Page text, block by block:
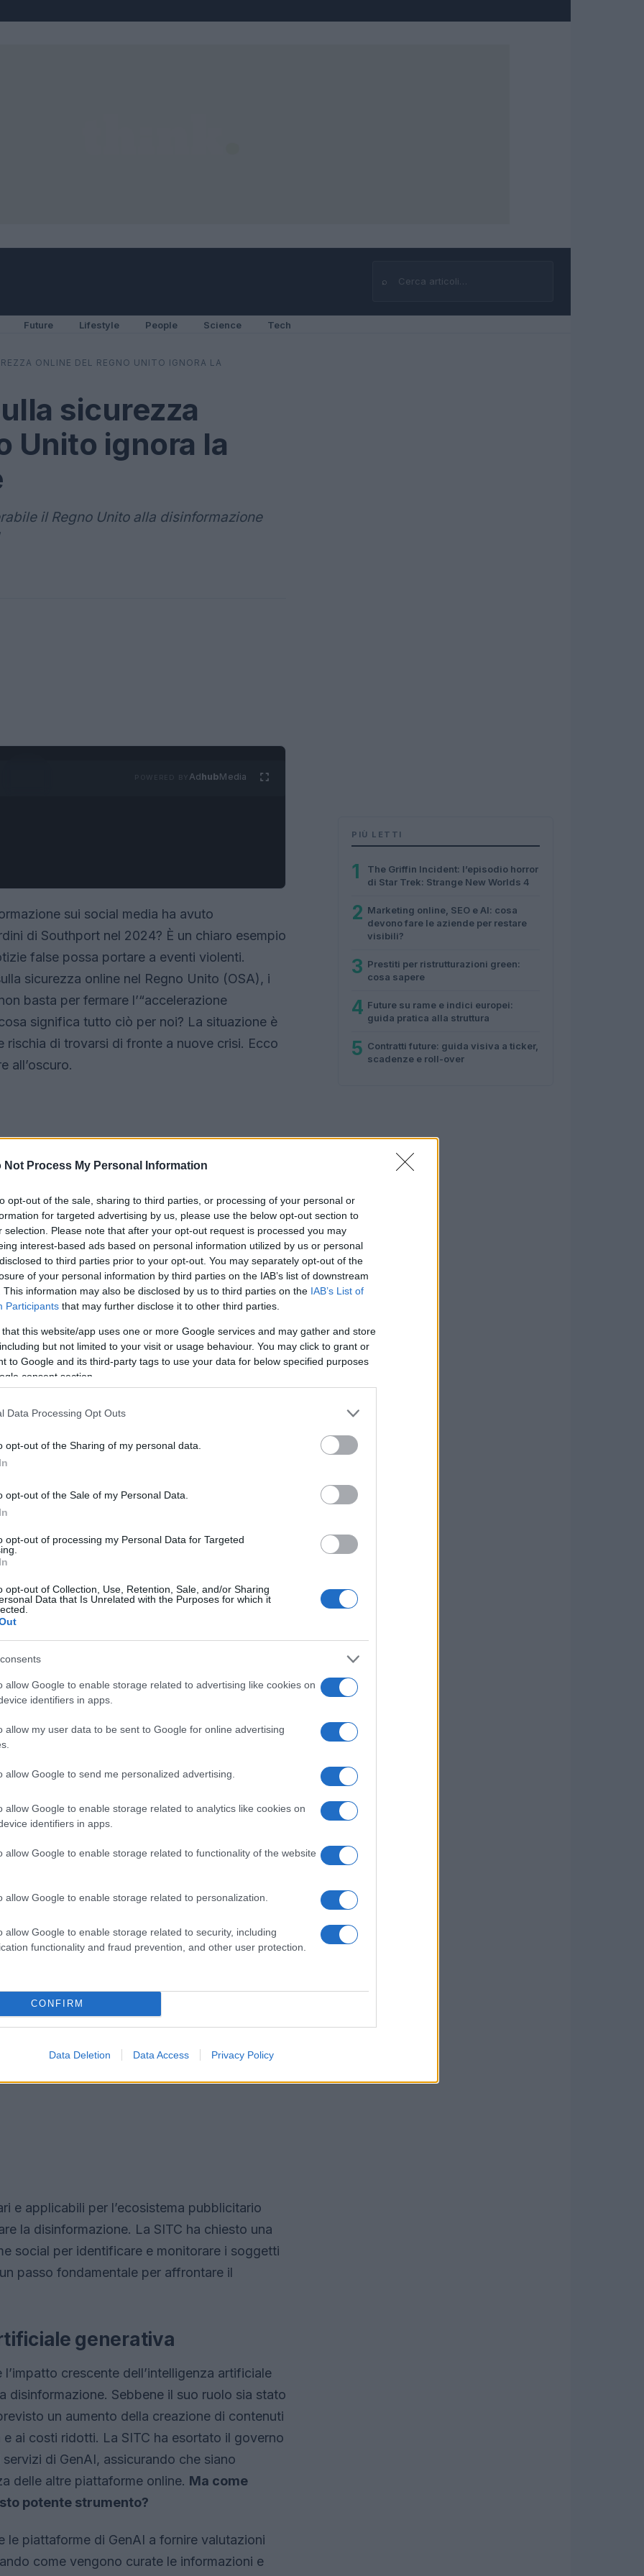
Not Process My Personal Information
opt-out of the sale, sharing to third parties, or processing of your personal or
for targeted advertising by us, please use the below opt-out section to
selection. Please note that after your opt-out request is processed you may
interest-based ads based on personal information utilized by us or personal
to third parties prior to your opt-out. You may separately opt-out of the
of your personal information by third parties on the IAB’s list of downstream
This information may also be disclosed by us to third parties on the IAB’s List of
Participants that may further disclose it to other third parties.
that this website/app uses one or more Google services and may gather and store
but not limited to your visit or usage behaviour. You may click to grant or
to Google and its third-party tags to use your data for below specified purposes
consent section.
Data Processing Opt Outs
opt-out of the Sharing of my personal data.
opt-out of the Sale of my Personal Data.
opt-out of processing my Personal Data for Targeted
opt-out of Collection, Use, Retention, Sale, and/or Sharing
Data that Is Unrelated with the Purposes for which it
allow Google to enable storage related to advertising like cookies on
identifiers in apps.
allow my user data to be sent to Google for online advertising
allow Google to send me personalized advertising.
allow Google to enable storage related to analytics like cookies on
identifiers in apps.
allow Google to enable storage related to functionality of the website
allow Google to enable storage related to personalization.
allow Google to enable storage related to security, including
functionality and fraud prevention, and other user protection.
CONFIRM
Data Deletion Data Access Privacy Policy
⌕
Cerca
Future Lifestyle People Science Tech
ONLINE DEL REGNO UNITO IGNORA LA
sicurezza
Unito ignora la
il Regno Unito alla disinformazione
AdhubMedia
sui social media ha avuto
di Southport nel 2024? È un chiaro esempio
false possa portare a eventi violenti.
sicurezza online nel Regno Unito (OSA), i
basta per fermare l’“accelerazione
significa tutto ciò per noi? La situazione è
rischia di trovarsi di fronte a nuove crisi. Ecco
all’oscuro.
sicurezza online
Innovation and Technology Committee
OSA, soprattutto per quanto riguarda la
l’intenzione di proteggere il pubblico,
per affrontare questa sfida. I membri del
alcune disposizioni non fossero ancora
prove che avrebbero potuto fare la
una maggiore sicurezza online?
di fattori: dalle misure deboli contro la
modelli di business delle piattaforme social,
dannosi. “L’Online Safety Act non è
della SITC, evidenziando la
dei contenuti online.
la nostra informazione?
regolamentazione
La SITC ha proposto cinque principi
sicurezza pubblica, libertà di espressione,
controllo dei dati personali e
chiara da parte delle aziende social è un
e applicabili per l’ecosistema pubblicitario
la disinformazione. La SITC ha chiesto una
social per identificare e monitorare i soggetti
passo fondamentale per affrontare il
generativa
crescente dell’intelligenza artificiale
disinformazione. Sebbene il suo ruolo sia stato
un aumento della creazione di contenuti
ai costi ridotti. La SITC ha esortato il governo
di GenAI, assicurando che siano
delle altre piattaforme online. Ma come
potente strumento?
piattaforme di GenAI a fornire valutazioni
come vengono curate le informazioni e
PIÙ LETTI
1
The Griffin Incident: l’episodio horror
di Star Trek: Strange New Worlds 4
2 Marketing online, SEO e AI: cosa
devono fare le aziende per restare
visibili?
3 Prestiti per ristrutturazioni green:
cosa sapere
4 Future su rame e indici europei:
guida pratica alla struttura
5 Contratti future: guida visiva a ticker,
scadenze e roll-over